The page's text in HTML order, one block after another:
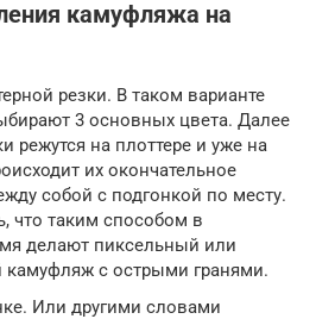
камуфляжа на
резки. В таком варианте
3 основных цвета. Далее
режутся на плоттере и уже на
их окончательное
собой с подгонкой по месту.
что таким способом в
делают пиксельный или
с острыми гранями.
Или другими словами